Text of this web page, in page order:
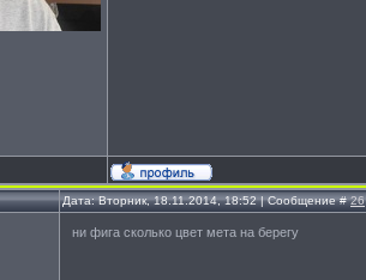
Дата: Вторник, 18.11.2014, 18:52 | Сообщение #26
ни фига сколько цвет мета на берегу